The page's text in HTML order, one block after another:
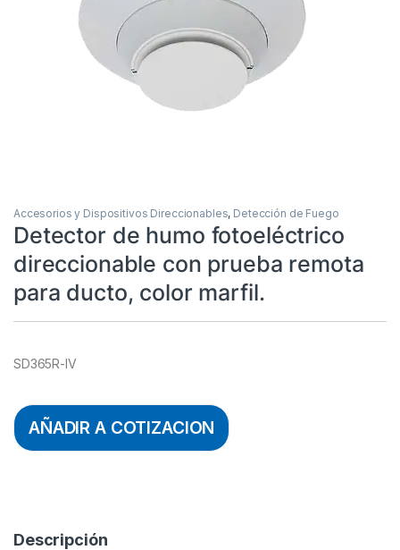
Accesorios y Dispositivos Direccionables, Detección de Fuego
Detector de humo fotoeléctrico
direccionable con prueba remota
para ducto, color marfil.
SD365R-IV
AÑADIR A COTIZACION
Descripción